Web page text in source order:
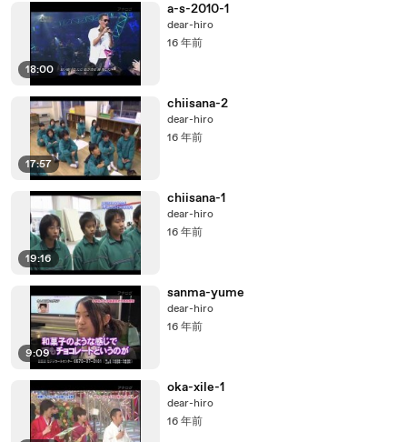
18:00
a-s-2010-1
dear-hiro
16 年前
17:57
chiisana-2
dear-hiro
16 年前
19:16
chiisana-1
dear-hiro
16 年前
9:09
sanma-yume
dear-hiro
16 年前
oka-xile-1
dear-hiro
16 年前